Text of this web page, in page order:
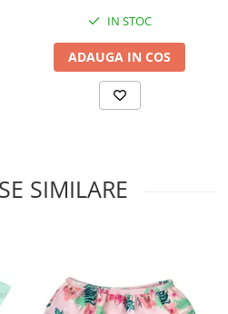
IN STOC
ADAUGA IN COS
SIMILARE